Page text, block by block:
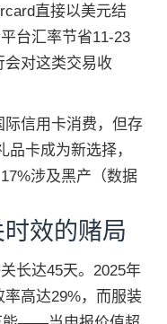
直接以美元结
台汇率节省11-23
会对这类交易收
信用卡消费，但存
卡成为新选择，
涉及黑产（数据
效的赌局
长达45天。2025年
高达29%，而服装